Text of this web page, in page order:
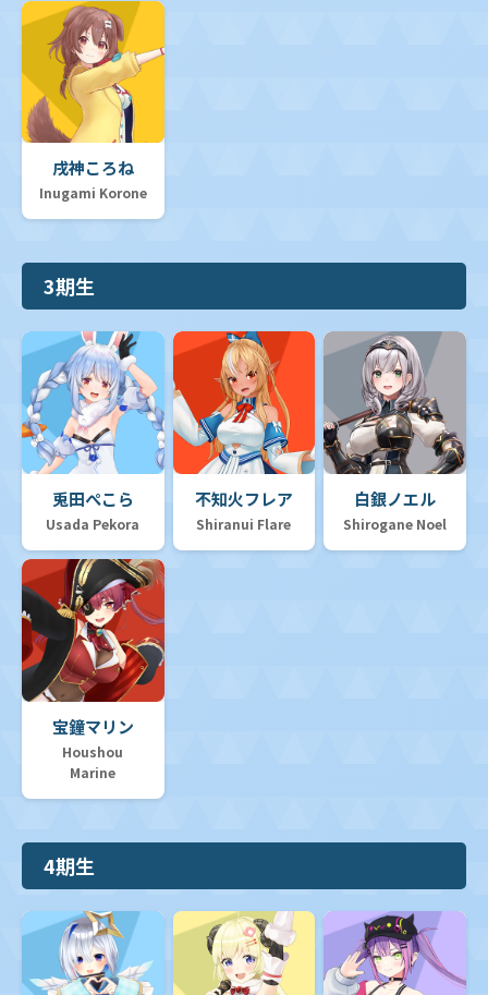
戌神ころね
Inugami Korone
3期生
兎田ぺこら
Usada Pekora
不知火フレア
Shiranui Flare
白銀ノエル
Shirogane Noel
宝鐘マリン
Houshou
Marine
4期生